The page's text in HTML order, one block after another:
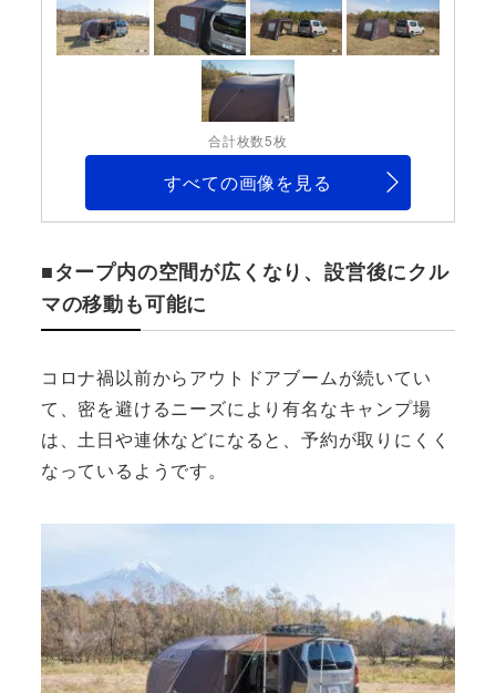
合計枚数5枚
すべての画像を見る
■タープ内の空間が広くなり、設営後にクル
マの移動も可能に
コロナ禍以前からアウトドアブームが続いてい
て、密を避けるニーズにより有名なキャンプ場
は、土日や連休などになると、予約が取りにくく
なっているようです。